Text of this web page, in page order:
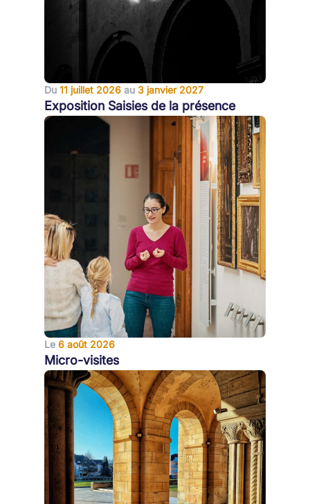
Du 11 juillet 2026 au 3 janvier 2027
Exposition Saisies de la présence
Le 6 août 2026
Micro-visites